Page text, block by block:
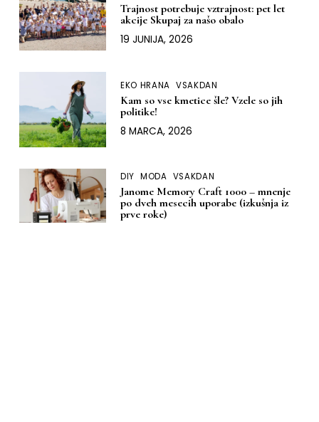
Trajnost potrebuje vztrajnost: pet let
akcije Skupaj za našo obalo
19 JUNIJA, 2026
EKO HRANA VSAKDAN
Kam so vse kmetice šle? Vzele so jih
politike!
8 MARCA, 2026
DIY MODA VSAKDAN
Janome Memory Craft 1000 – mnenje
po dveh mesecih uporabe (izkušnja iz
prve roke)